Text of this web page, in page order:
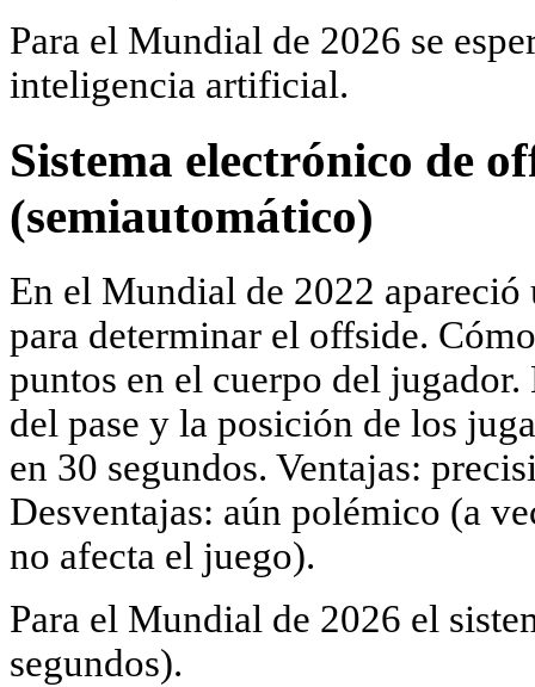
Para el Mundial de 2026 se
inteligencia artificial.
Sistema electrónico de
(semiautomático)
En el Mundial de 2022
para determinar el offside.
puntos en el cuerpo del
del pase y la posición de los
en 30 segundos. Ventajas:
Desventajas: aún polémico (a
no afecta el juego).
Para el Mundial de 2026 el
segundos).